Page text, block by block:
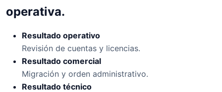
operativa.
Resultado operativo
Revisión de cuentas y licencias.
Resultado comercial
Migración y orden administrativo.
Resultado técnico